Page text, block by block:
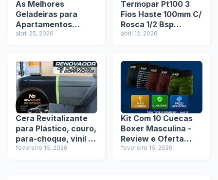
As Melhores
Geladeiras para
Apartamentos
Pequenos em
abril 25, 2026
Termopar Pt100 3
Fios Haste 100mm C/
Rosca 1/2 Bsp
Cabeçote: Tudo
abril 12, 2026
Cera Revitalizante
para Plástico, couro,
para-choque, vinil +
Espuma de
fevereiro 16, 2026
Kit Com 10 Cuecas
Boxer Masculina -
Review e Oferta
Exclusiva na Shopee
fevereiro 16, 2026